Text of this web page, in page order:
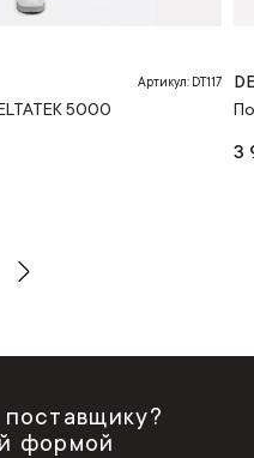
Артикул: DT117
5000
3
формой